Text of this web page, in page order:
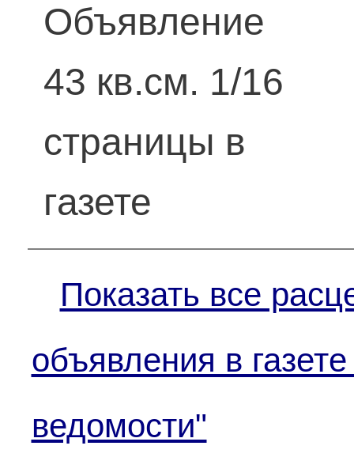
Объявление
43 кв.см. 1/16
страницы в
газете
Показать все
объявления в
ведомости"